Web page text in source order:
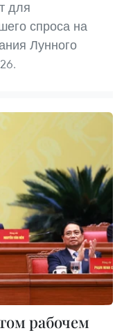
для
спроса на
Лунного
рабочем